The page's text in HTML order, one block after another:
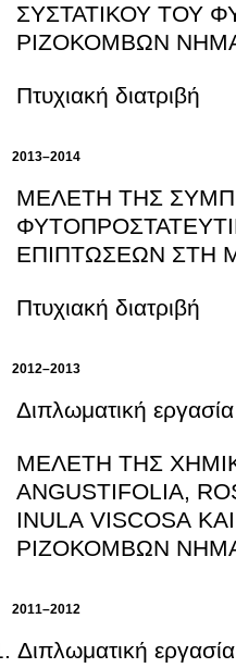
ΣΥΣΤΑΤΙΚΟΥ ΤΟΥ
ΡΙΖΟΚΟΜΒΩΝ
Πτυχιακή διατριβή
2013–2014
ΜΕΛΕΤΗ ΤΗΣ
ΕΠΙΠΤΩΣΕΩΝ ΣΤΗ
Πτυχιακή διατριβή
2012–2013
Διπλωματική εργασία
ΜΕΛΕΤΗ ΤΗΣ
ANGUSTIFOLIA,
INULA VISCOSA
ΡΙΖΟΚΟΜΒΩΝ
2011–2012
Διπλωματική εργασία